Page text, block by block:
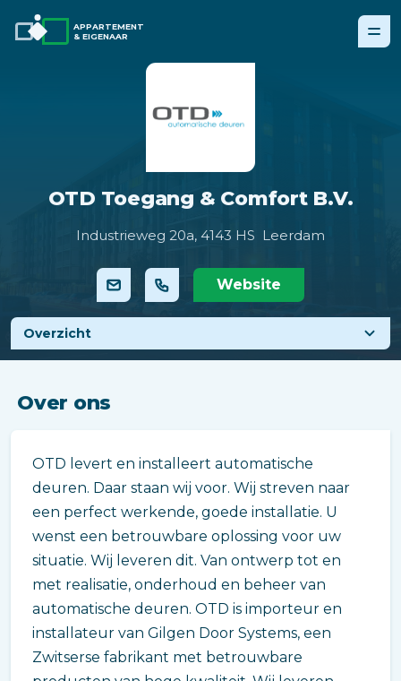
APPARTEMENT
& EIGENAAR
OTD Toegang & Comfort B.V.
Industrieweg 20a, 4143 HS Leerdam
Website
Overzicht
Over ons
OTD levert en installeert automatische
deuren. Daar staan wij voor. Wij streven naar
een perfect werkende, goede installatie. U
wenst een betrouwbare oplossing voor uw
situatie. Wij leveren dit. Van ontwerp tot en
met realisatie, onderhoud en beheer van
automatische deuren. OTD is importeur en
installateur van Gilgen Door Systems, een
Zwitserse fabrikant met betrouwbare